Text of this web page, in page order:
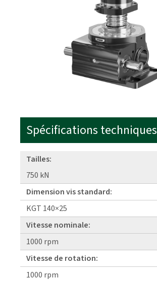
Spécifications techniques
Tailles:
750 kN
Dimension vis standard:
KGT 140×25
Vitesse nominale:
1000 rpm
Vitesse de rotation:
1000 rpm